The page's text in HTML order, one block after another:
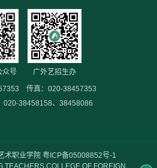
众号 广外艺招生办
传真：020-38457353
020-38458158、38458086
术职业学院 粤ICP备05008852号-1
TEACHERS COLLEGE OF FOREIGN